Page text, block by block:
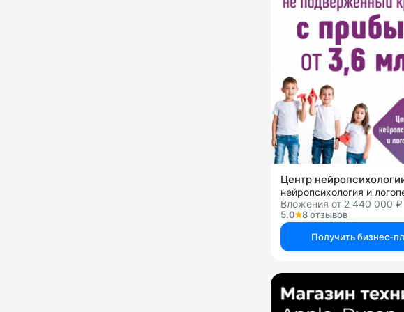
нейропсихология и
Вложения от 2 440 000 ₽
5.0
8 отзывов
Получить бизнес-